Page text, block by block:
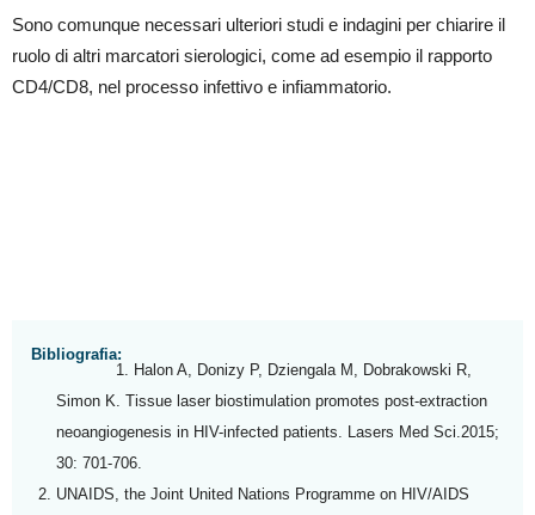
Sono comunque necessari ulteriori studi e indagini per chiarire il
ruolo di altri marcatori sierologici, come ad esempio il rapporto
CD4/CD8, nel processo infettivo e infiammatorio.
Bibliografia:
Halon A, Donizy P, Dziengala M, Dobrakowski R,
Simon K. Tissue laser biostimulation promotes post-extraction
neoangiogenesis in HIV-infected patients. Lasers Med Sci.2015;
30: 701-706.
UNAIDS, the Joint United Nations Programme on HIV/AIDS